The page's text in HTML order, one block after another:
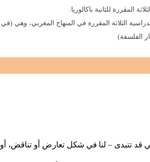
المقررة للثانية باكالوريا.
الثلاثة المقررة في المنهاج المغربي، وهي (في
الفلسفة)
قد تتبدى – لنا في شكل تعارض أو تناقض، أو